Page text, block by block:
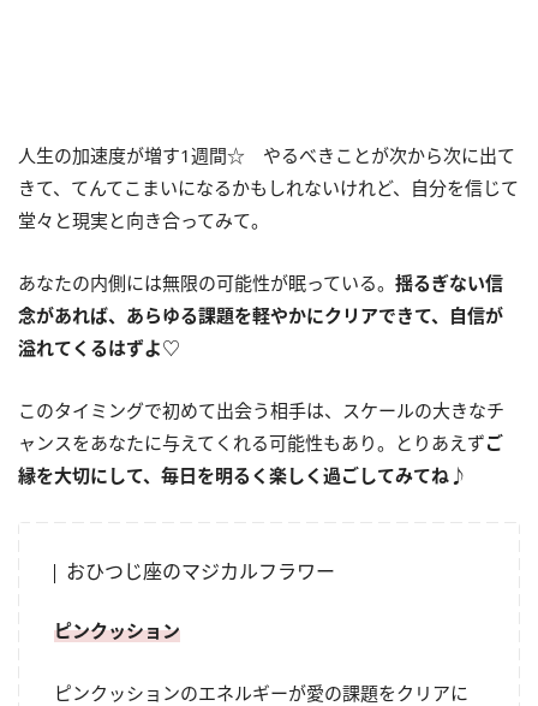
人生の加速度が増す1週間☆ やるべきことが次から次に出て
きて、てんてこまいになるかもしれないけれど、自分を信じて
堂々と現実と向き合ってみて。
あなたの内側には無限の可能性が眠っている。 揺るぎない信
念があれば、あらゆる課題を軽やかにクリアできて、自信が
溢れてくるはずよ♡
このタイミングで初めて出会う相手は、スケールの大きなチ
ャンスをあなたに与えてくれる可能性もあり。とりあえずご
縁を大切にして、毎日を明るく楽しく過ごしてみてね♪
おひつじ座のマジカルフラワー
ピンクッション
ピンクッションのエネルギーが愛の課題をクリアに